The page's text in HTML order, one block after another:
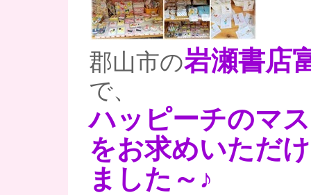
郡山市の岩瀬書店
で、
ハッピーチのマ
をお求めいただ
ました～♪